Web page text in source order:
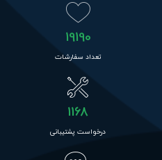
19190
تعداد سفارشات
1168
درخواست پشتیبانی